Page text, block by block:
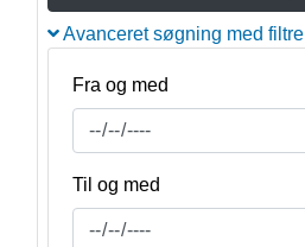
Avanceret søgning med filtre
Fra og med
Til og med